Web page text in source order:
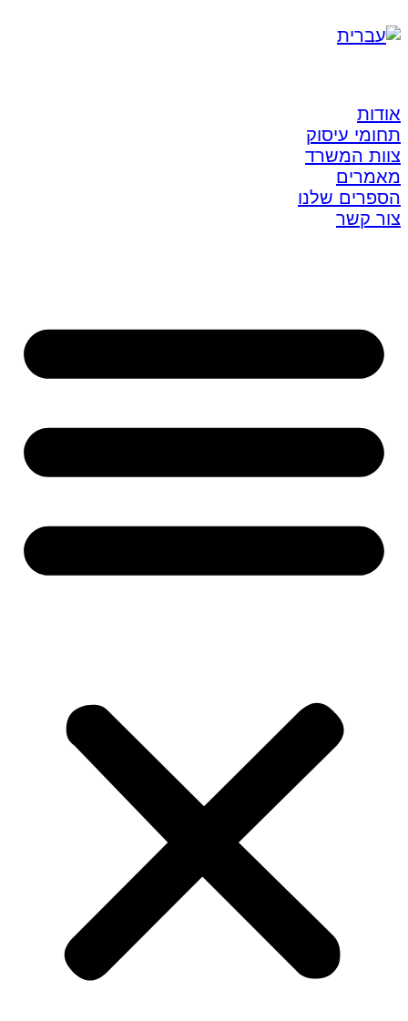
אודות
תחומי עיסוק
צוות המשרד
מאמרים
הספרים שלנו
צור קשר